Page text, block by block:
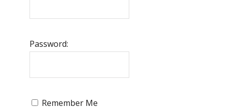
Password:
Remember Me